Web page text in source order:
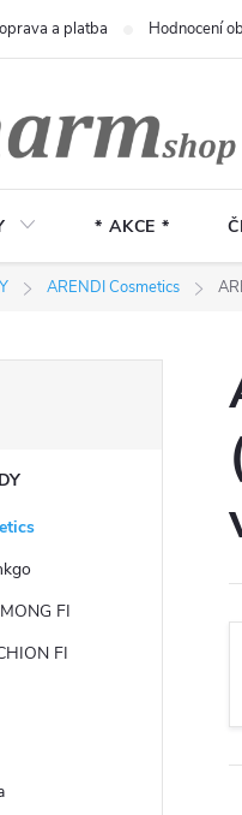
a platba Hodnocení
* AKCE *
ARENDI Cosmetics
FI
FI